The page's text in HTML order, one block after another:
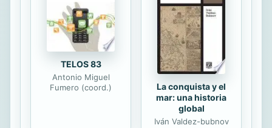
TELOS 83
Antonio Miguel
Fumero (coord.)
La conquista y el
mar: una historia
global
Iván Valdez-bubnov